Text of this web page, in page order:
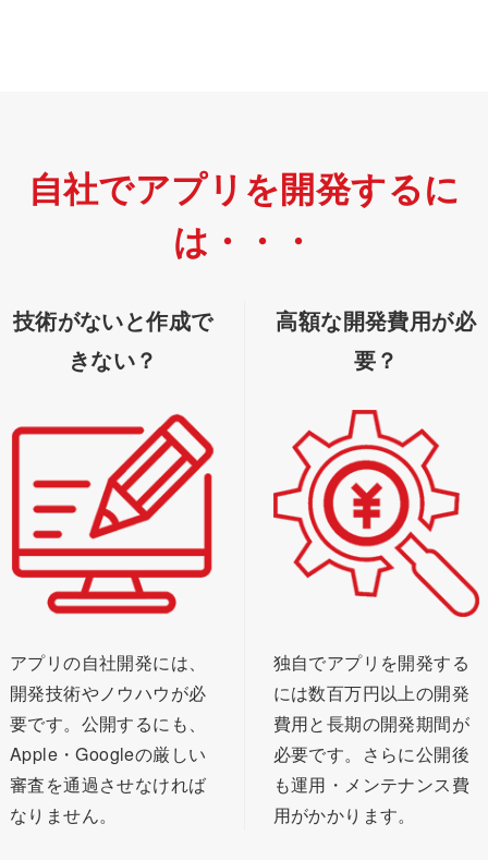
自社でアプリを開発するに
は・・・
技術がないと作成で
きない？
アプリの自社開発には、
開発技術やノウハウが必
要です。公開するにも、
Apple・Googleの厳しい
審査を通過させなければ
なりません。
高額な開発費用が必
要？
独自でアプリを開発する
には数百万円以上の開発
費用と長期の開発期間が
必要です。さらに公開後
も運用・メンテナンス費
用がかかります。